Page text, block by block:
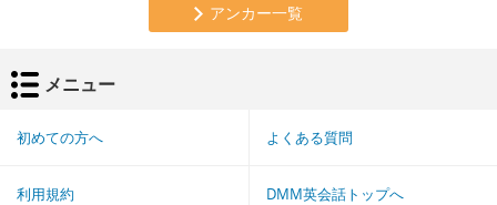
アンカー一覧
メニュー
初めての方へ よくある質問
利用規約 DMM英会話トップへ